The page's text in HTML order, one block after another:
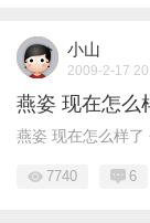
小山
2009-2-17
燕姿 现在怎么
燕姿 现在怎么样了
7740 6